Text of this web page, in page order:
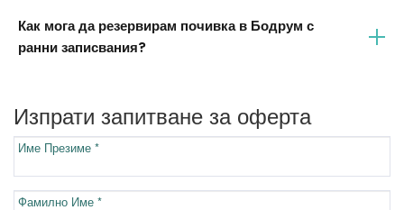
Как мога да резервирам почивка в Бодрум с
ранни записвания?
Изпрати запитване за оферта
Име Презиме *
Фамилно Име *